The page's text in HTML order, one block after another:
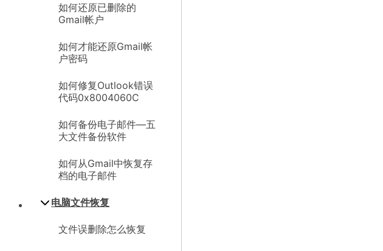
如何还原已删除的
Gmail帐户
如何才能还原Gmail帐
户密码
如何修复Outlook错误
代码0x8004060C
如何备份电子邮件—五
大文件备份软件
如何从Gmail中恢复存
档的电子邮件
电脑文件恢复
文件误删除怎么恢复